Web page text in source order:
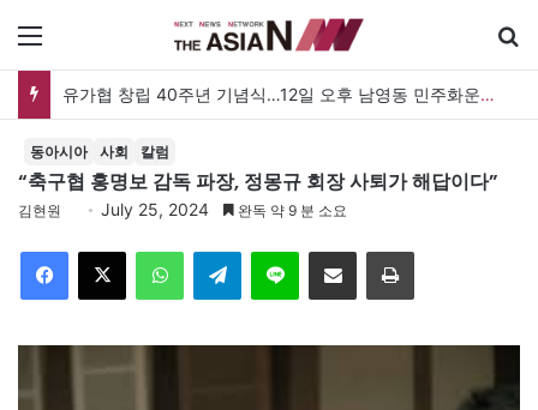
유가협 창립 40주년 기념식…12일 오후 남영동 민주화운동기념관
동아시아 사회 칼럼
“축구협 홍명보 감독 파장, 정몽규 회장 사퇴가 해답이다”
김현원 July 25, 2024 완독 약 9 분 소요
Telegram 이메일